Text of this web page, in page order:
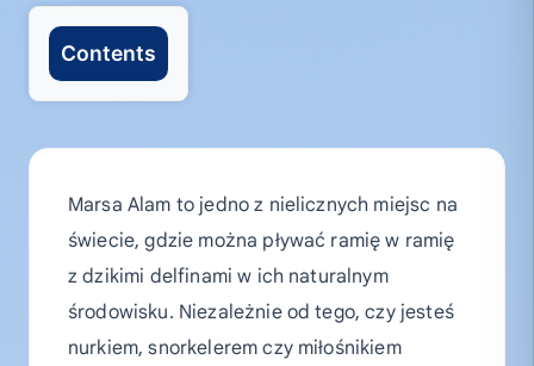
Contents
Marsa Alam to jedno z nielicznych miejsc na
świecie, gdzie można pływać ramię w ramię
z dzikimi delfinami w ich naturalnym
środowisku. Niezależnie od tego, czy jesteś
nurkiem, snorkelerem czy miłośnikiem